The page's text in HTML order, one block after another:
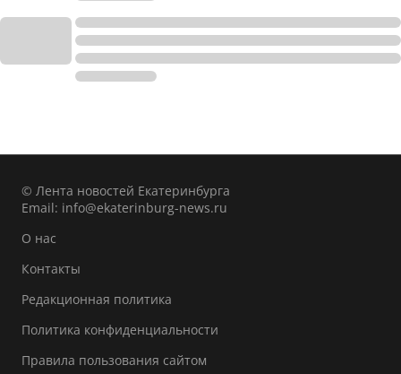
© Лента новостей Екатеринбурга
Email: info@ekaterinburg-news.ru
О нас
Контакты
Редакционная политика
Политика конфиденциальности
Правила пользования сайтом